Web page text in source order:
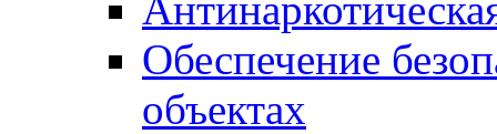
Обеспечение
объектах